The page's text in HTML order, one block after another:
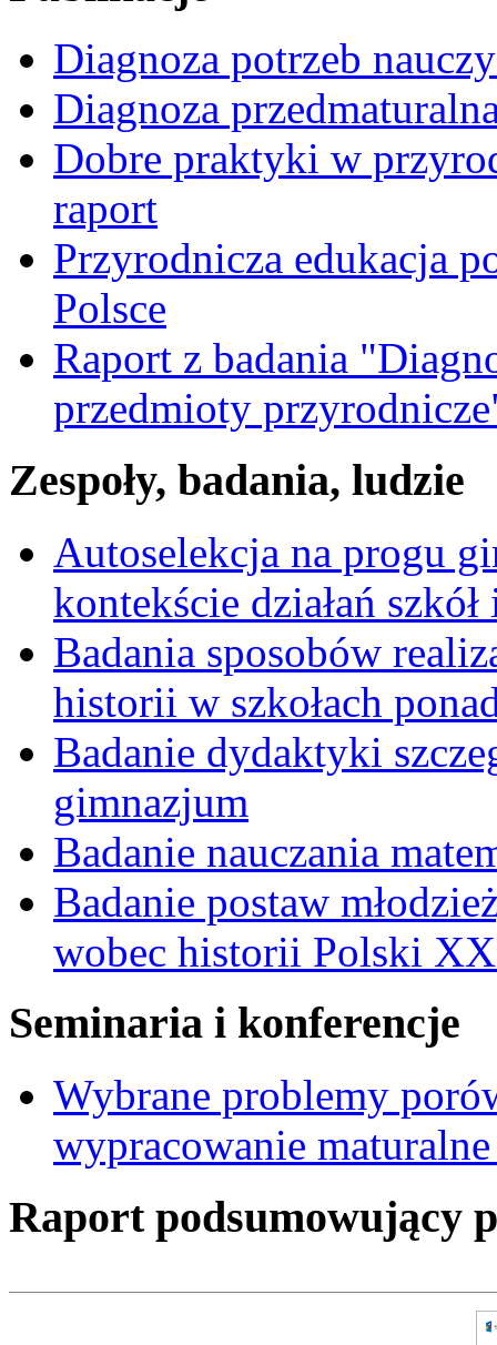
Diagnoza potrzeb
Diagnoza
Dobre praktyki w
raport
Przyrodnicza edukacja
Polsce
Raport z badania
przedmioty
Zespoły, badania, ludzie
Autoselekcja na progu
kontekście działań
Badania sposobów
historii w szkołach
Badanie dydaktyki
gimnazjum
Badanie nauczania
Badanie postaw
wobec historii Polski
Seminaria i konferencje
Wybrane problemy
wypracowanie
Raport podsumowujący